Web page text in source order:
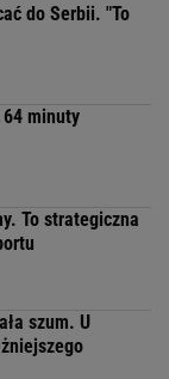
do Serbii. "To
64 minuty
To strategiczna
szum. U